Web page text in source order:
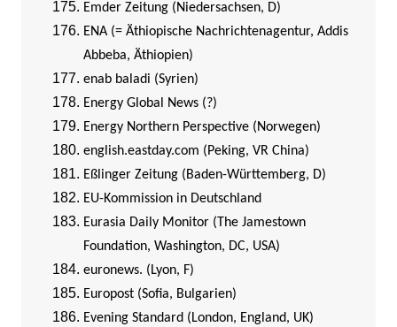
Emder Zeitung (Niedersachsen, D)
ENA (= Äthiopische Nachrichtenagentur, Addis
Abbeba, Äthiopien)
enab baladi (Syrien)
Energy Global News (?)
Energy Northern Perspective (Norwegen)
english.eastday.com (Peking, VR China)
Eßlinger Zeitung (Baden-Württemberg, D)
EU-Kommission in Deutschland
Eurasia Daily Monitor (The Jamestown
Foundation, Washington, DC, USA)
euronews. (Lyon, F)
Europost (Sofia, Bulgarien)
Evening Standard (London, England, UK)